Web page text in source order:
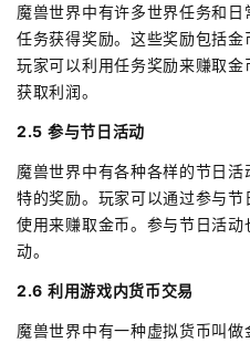
魔兽世界中有许多世界任务和
任务获得奖励。这些奖励包括金
玩家可以利用任务奖励来赚取
获取利润。
2.5 参与节日活动
魔兽世界中有各种各样的节日
特的奖励。玩家可以通过参与
使用来赚取金币。参与节日活
动。
2.6 利用游戏内货币交易
魔兽世界中有一种虚拟货币叫